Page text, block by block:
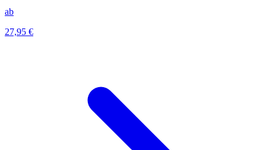
ab
27,95 €